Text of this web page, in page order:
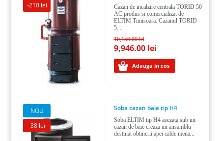
-210 lei
Cazan de incalzire centrala TORID 50
AC produs si comercializat de
ELTIM Timisoara. Cazanul TORID
5...
10,156.00 lei
9,946.00 lei
Adauga in cos
NOU
-38 lei
Soba cazan baie tip H4
Soba ELTIM tip H4 asezata sub un
cazan de baie creaza un ansamblu
destinat obtinerii apei calde mena...